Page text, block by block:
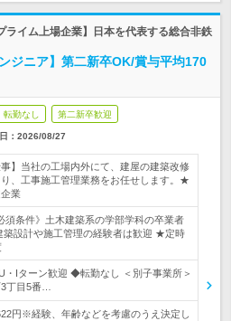
ライム上場企業】日本を代表する総合非鉄
ジニア】第二新卒OK/賞与平均170
転勤なし 第二新卒歓迎
： 2026/08/27
事】当社の工場内外にて、建屋の建築改修
、工事施工管理業務をお任せします。★
業
須条件》土木建築系の学部学科の卒業者
築設計や施工管理の経験者は歓迎 ★定時
Iターン歓迎 ◆転勤なし ＜別子事業所＞
丁目5番…
円※経験、年齢などを考慮のうえ決定し